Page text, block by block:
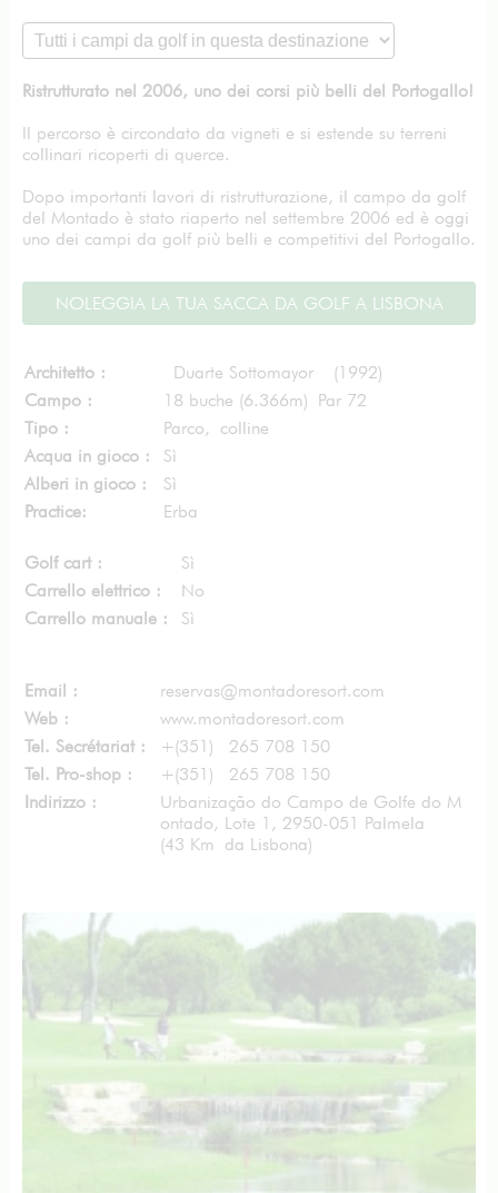
Ristrutturato nel 2006, uno dei corsi più belli del Portogallo!
Il percorso è circondato da vigneti e si estende su terreni
collinari ricoperti di querce.
Dopo importanti lavori di ristrutturazione, il campo da golf
del Montado è stato riaperto nel settembre 2006 ed è oggi
uno dei campi da golf più belli e competitivi del Portogallo.
NOLEGGIA LA TUA SACCA DA GOLF A LISBONA
Architetto :
Duarte Sottomayor (1992)
Campo :
18 buche (6.366m) Par 72
Tipo :
Parco, colline
Acqua in gioco :
Sì
Alberi in gioco :
Sì
Practice:
Erba
Golf cart :
Sì
Carrello elettrico :
No
Carrello manuale :
Sì
Email :
reservas@montadoresort.com
Web :
www.montadoresort.com
Tel. Secrétariat :
+(351) 265 708 150
Tel. Pro-shop :
+(351) 265 708 150
Indirizzo :
Urbanização do Campo de Golfe do M
ontado, Lote 1, 2950-051 Palmela
(43 Km da Lisbona)